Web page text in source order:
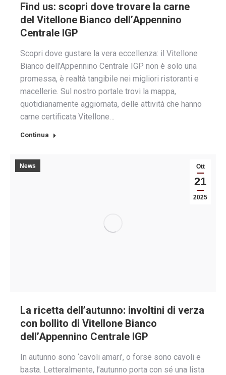
Find us: scopri dove trovare la carne
del Vitellone Bianco dell’Appennino
Centrale IGP
Scopri dove gustare la vera eccellenza: il Vitellone
Bianco dell’Appennino Centrale IGP non è solo una
promessa, è realtà tangibile nei migliori ristoranti e
macellerie. Sul nostro portale trovi la mappa,
quotidianamente aggiornata, delle attività che hanno
carne certificata Vitellone…
Continua
Ott
21
2025
News
La ricetta dell’autunno: involtini di verza
con bollito di Vitellone Bianco
dell’Appennino Centrale IGP
In autunno sono ‘cavoli amari’, o forse sono cavoli e
basta. Letteralmente, l’autunno porta con sé una lista